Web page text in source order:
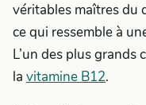
véritables maîtres du
ce qui ressemble à
L’un des plus grands
la vitamine B12.